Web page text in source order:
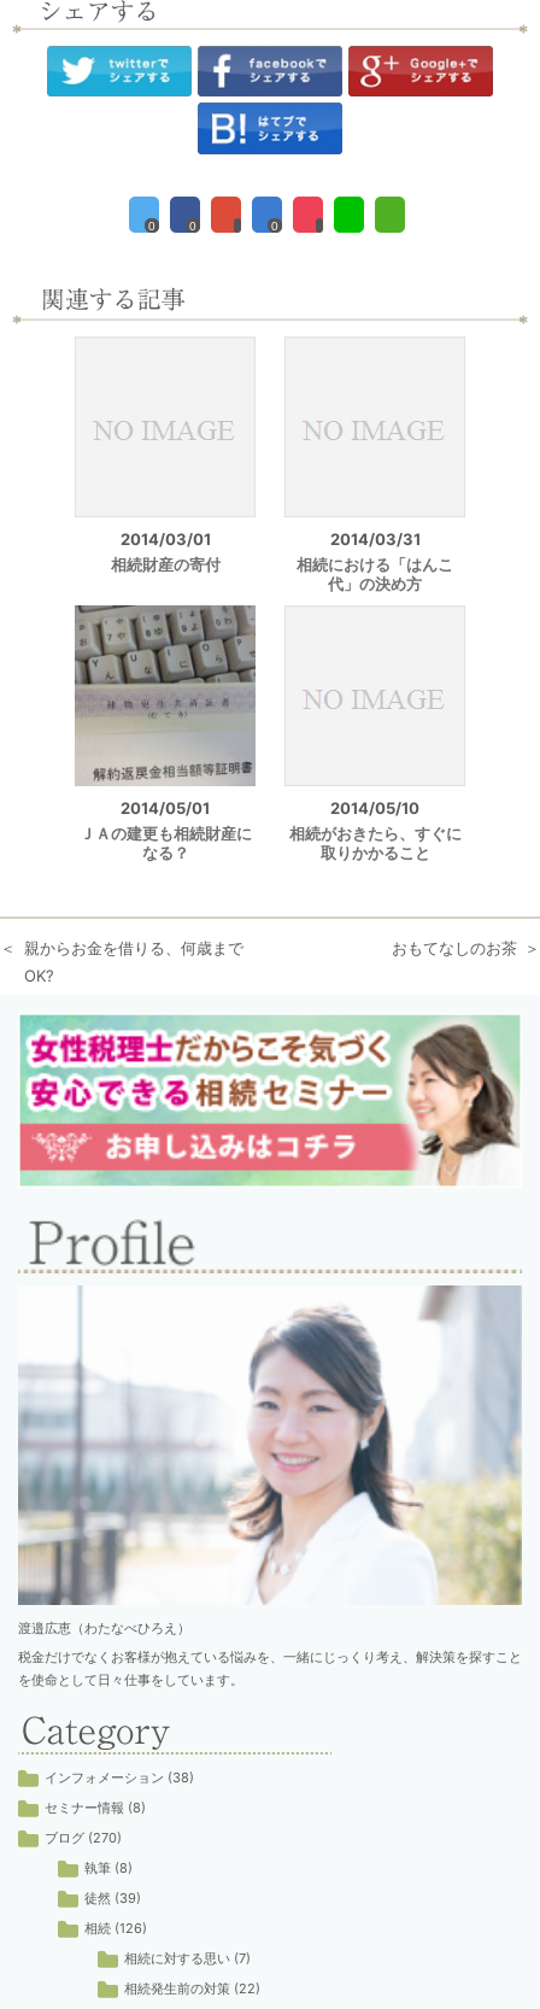
0 0 0
2014/03/01
相続財産の寄付
2014/03/31
相続における「はんこ
代」の決め方
2014/05/01
ＪＡの建更も相続財産に
なる？
2014/05/10
相続がおきたら、すぐに
取りかかること
親からお金を借りる、何歳まで
OK?
おもてなしのお茶
渡邉広恵（わたなべひろえ）
税金だけでなくお客様が抱えている悩みを、一緒にじっくり考え、解決策を探すこと
を使命として日々仕事をしています。
インフォメーション (38)
セミナー情報 (8)
ブログ (270)
執筆 (8)
徒然 (39)
相続 (126)
相続に対する思い (7)
相続発生前の対策 (22)